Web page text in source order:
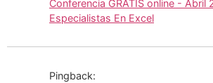
Conferencia GRATIS online - Abril
Especialistas En Excel
Pingback: